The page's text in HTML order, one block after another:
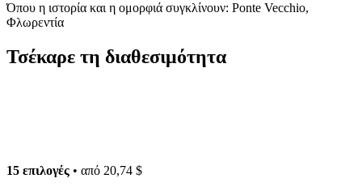
Όπου η ιστορία και η ομορφιά συγκλίνουν: Ponte Vecchio,
Φλωρεντία
Τσέκαρε τη διαθεσιμότητα
15 επιλογές • από 20,74 $